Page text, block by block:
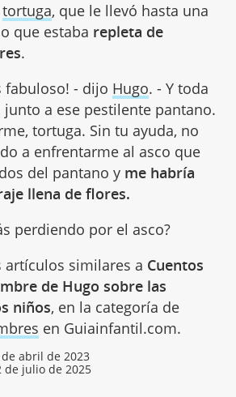
tortuga, que le llevó hasta una
que estaba repleta de
.
fabuloso! - dijo Hugo. - Y toda
junto a ese pestilente pantano.
tortuga. Sin tu ayuda, no
a enfrentarme al asco que
del pantano y me habría
llena de flores.
perdiendo por el asco?
artículos similares a Cuentos
de Hugo sobre las
niños, en la categoría de
en Guiainfantil.com.
abril de 2023
de julio de 2025